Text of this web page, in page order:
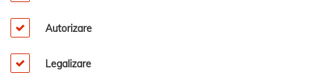
Autorizare
Legalizare